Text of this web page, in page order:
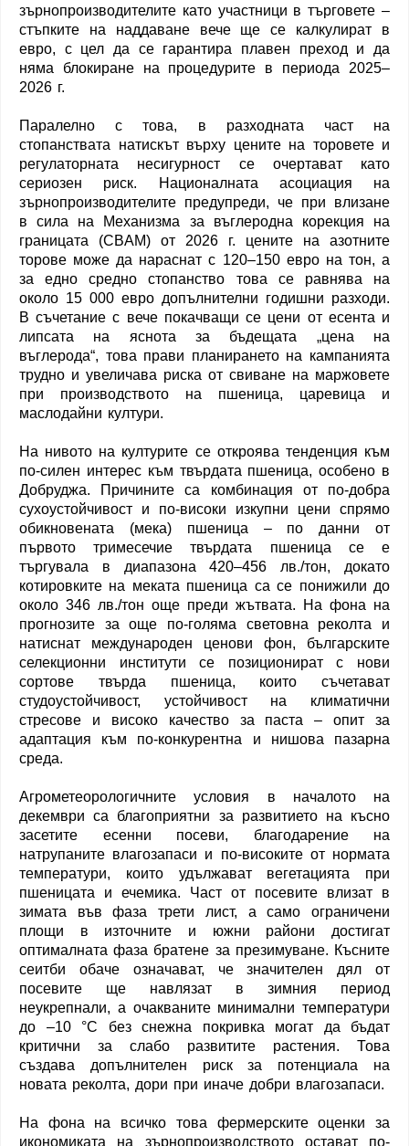
зърнопроизводителите като участници в търговете –
стъпките на наддаване вече ще се калкулират в
евро, с цел да се гарантира плавен преход и да
няма блокиране на процедурите в периода 2025–
2026 г.
Паралелно с това, в разходната част на
стопанствата натискът върху цените на торовете и
регулаторната несигурност се очертават като
сериозен риск. Националната асоциация на
зърнопроизводителите предупреди, че при влизане
в сила на Механизма за въглеродна корекция на
границата (CBAM) от 2026 г. цените на азотните
торове може да нараснат с 120–150 евро на тон, а
за едно средно стопанство това се равнява на
около 15 000 евро допълнителни годишни разходи.
В съчетание с вече покачващи се цени от есента и
липсата на яснота за бъдещата „цена на
въглерода“, това прави планирането на кампанията
трудно и увеличава риска от свиване на маржовете
при производството на пшеница, царевица и
маслодайни култури.
На нивото на културите се откроява тенденция към
по-силен интерес към твърдата пшеница, особено в
Добруджа. Причините са комбинация от по-добра
сухоустойчивост и по-високи изкупни цени спрямо
обикновената (мека) пшеница – по данни от
първото тримесечие твърдата пшеница се е
търгувала в диапазона 420–456 лв./тон, докато
котировките на меката пшеница са се понижили до
около 346 лв./тон още преди жътвата. На фона на
прогнозите за още по-голяма световна реколта и
натиснат международен ценови фон, българските
селекционни институти се позиционират с нови
сортове твърда пшеница, които съчетават
студоустойчивост, устойчивост на климатични
стресове и високо качество за паста – опит за
адаптация към по-конкурентна и нишова пазарна
среда.
Агрометеорологичните условия в началото на
декември са благоприятни за развитието на късно
засетите есенни посеви, благодарение на
натрупаните влагозапаси и по-високите от нормата
температури, които удължават вегетацията при
пшеницата и ечемика. Част от посевите влизат в
зимата във фаза трети лист, а само ограничени
площи в източните и южни райони достигат
оптималната фаза братене за презимуване. Късните
сеитби обаче означават, че значителен дял от
посевите ще навлязат в зимния период
неукрепнали, а очакваните минимални температури
до –10 °C без снежна покривка могат да бъдат
критични за слабо развитите растения. Това
създава допълнителен риск за потенциала на
новата реколта, дори при иначе добри влагозапаси.
На фона на всичко това фермерските оценки за
икономиката на зърнопроизводството остават по-